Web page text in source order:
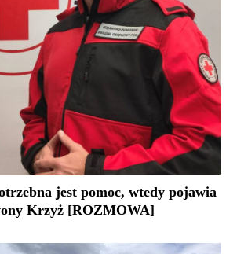
jest pomoc, wtedy pojawia
Krzyż [ROZMOWA]